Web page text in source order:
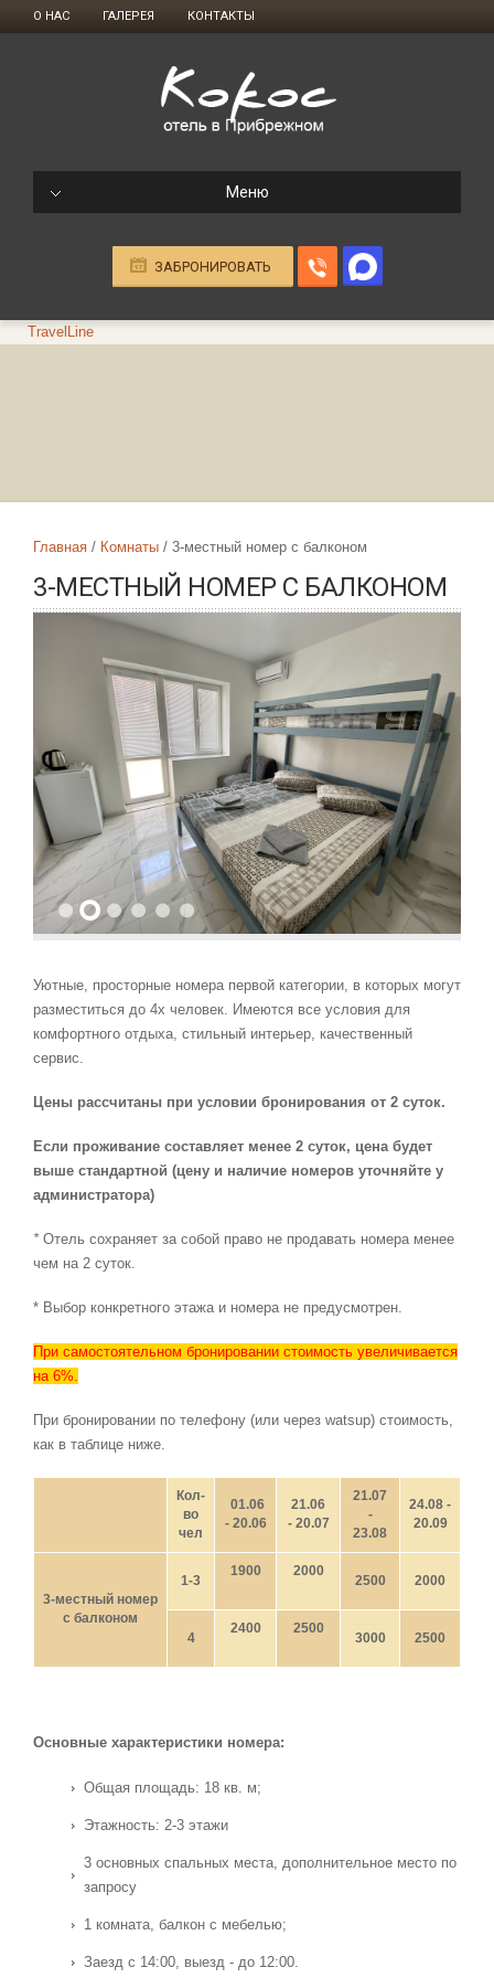
О НАС ГАЛЕРЕЯ КОНТАКТЫ
Меню
ЗАБРОНИРОВАТЬ
TravelLine
Главная Комнаты 3-местный номер с балконом
3-МЕСТНЫЙ НОМЕР С БАЛКОНОМ
Уютные, просторные номера первой категории, в которых могут
разместиться до 4х человек. Имеются все условия для
комфортного отдыха, стильный интерьер, качественный
сервис.
Цены рассчитаны при условии бронирования от 2 суток.
Если проживание составляет менее 2 суток, цена будет
выше стандартной (цену и наличие номеров уточняйте у
администратора)
* Отель сохраняет за собой право не продавать номера менее
чем на 2 суток.
* Выбор конкретного этажа и номера не предусмотрен.
При самостоятельном бронировании стоимость увеличивается
на 6%.
При бронировании по телефону (или через watsup) стоимость,
как в таблице ниже.
Кол-
во
чел
01.06
- 20.06
21.06
- 20.07
21.07
-
23.08
24.08 -
20.09
3-местный номер
с балконом
1-3
1900 2000
2500 2000
4
2400 2500
3000 2500
Основные характеристики номера:
Общая площадь: 18 кв. м;
Этажность: 2-3 этажи
3 основных спальных места, дополнительное место по
запросу
1 комната, балкон с мебелью;
Заезд с 14:00, выезд - до 12:00.